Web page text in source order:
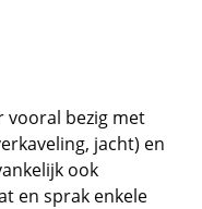
vooral bezig met
jacht) en
ook
en sprak enkele